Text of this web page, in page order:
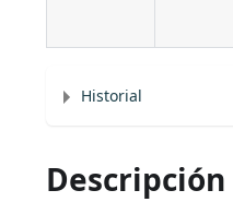
Historial
Descripción